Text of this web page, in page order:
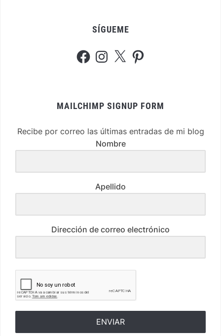
SÍGUEME
FacebookInstagram
X Pinterest
MAILCHIMP SIGNUP FORM
Recibe por correo las últimas entradas de mi blog
Nombre
Apellido
Dirección de correo electrónico
ENVIAR